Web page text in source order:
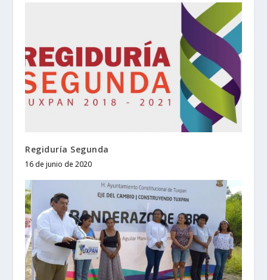
Regiduría Segunda
16 de junio de 2020